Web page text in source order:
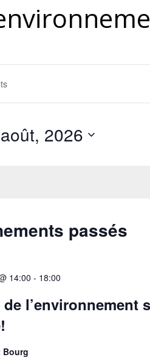
2026
passés
14:00 - 18:00
de l’environnement
Bourg